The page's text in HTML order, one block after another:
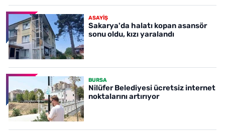
ASAYİŞ
Sakarya'da halatı kopan asansör
sonu oldu, kızı yaralandı
BURSA
Nilüfer Belediyesi ücretsiz internet
noktalarını artırıyor